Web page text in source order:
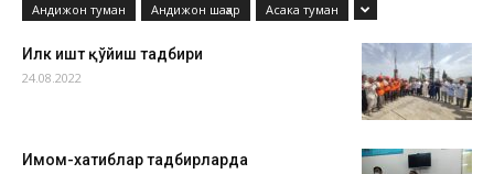
Андижон туман Андижон шаҳар Асака туман
Илк ғишт қўйиш тадбири
24.08.2022
Имом-хатиблар тадбирларда